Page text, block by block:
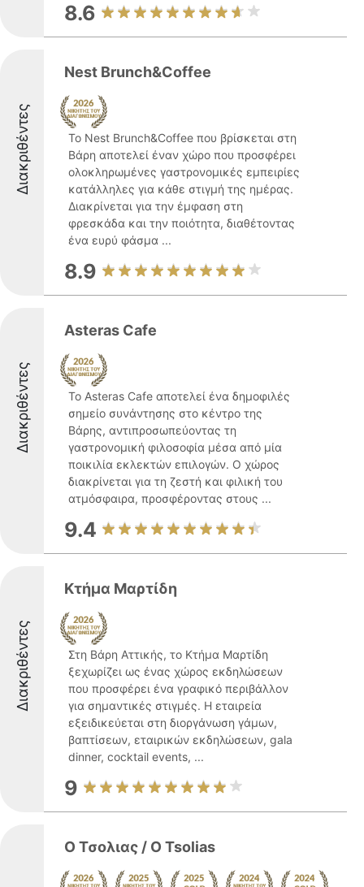
8.6
Διακριθέντες
Nest Brunch&Coffee
Το Nest Brunch&Coffee που βρίσκεται στη
Βάρη αποτελεί έναν χώρο που προσφέρει
ολοκληρωμένες γαστρονομικές εμπειρίες
κατάλληλες για κάθε στιγμή της ημέρας.
Διακρίνεται για την έμφαση στη
φρεσκάδα και την ποιότητα, διαθέτοντας
ένα ευρύ φάσμα ...
8.9
Διακριθέντες
Asteras Cafe
Το Asteras Cafe αποτελεί ένα δημοφιλές
σημείο συνάντησης στο κέντρο της
Βάρης, αντιπροσωπεύοντας τη
γαστρονομική φιλοσοφία μέσα από μία
ποικιλία εκλεκτών επιλογών. Ο χώρος
διακρίνεται για τη ζεστή και φιλική του
ατμόσφαιρα, προσφέροντας στους ...
9.4
Διακριθέντες
Κτήμα Μαρτίδη
Στη Βάρη Αττικής, το Κτήμα Μαρτίδη
ξεχωρίζει ως ένας χώρος εκδηλώσεων
που προσφέρει ένα γραφικό περιβάλλον
για σημαντικές στιγμές. Η εταιρεία
εξειδικεύεται στη διοργάνωση γάμων,
βαπτίσεων, εταιρικών εκδηλώσεων, gala
dinner, cocktail events, ...
9
Ο Τσολιας / O Tsolias